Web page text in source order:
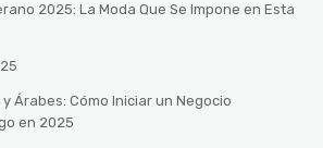
2025: La Moda Que Se Impone en Esta
Árabes: Cómo Iniciar un Negocio
en 2025